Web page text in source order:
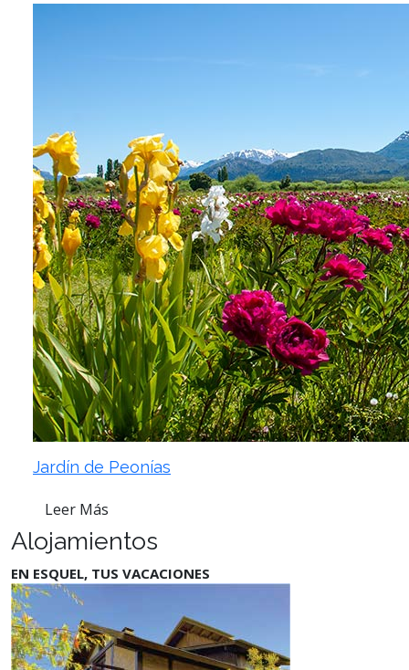
Jardín de Peonías
Leer Más
Alojamientos
EN ESQUEL, TUS VACACIONES